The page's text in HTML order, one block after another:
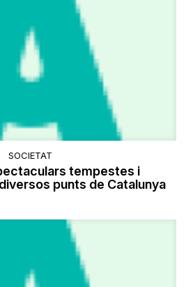
SOCIETAT
tempestes i
punts de Catalunya